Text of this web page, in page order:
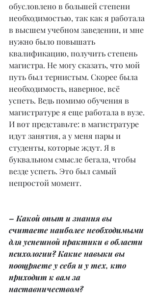
обусловлено в большей степени
необходимостью, так как я работала
в высшем учебном заведении, и мне
нужно было повышать
квалификацию, получить степень
магистра. Не могу сказать, что мой
путь был тернистым. Скорее была
необходимость, наверное, всё
успеть. Ведь помимо обучения в
магистратуре я еще работала в вузе.
И вот представьте: в магистратуре
идут занятия, а у меня пары и
студенты, которые ждут. Я в
буквальном смысле бегала, чтобы
везде успеть. Это был самый
непростой момент.
– Какой опыт и знания вы
считаете наиболее необходимыми
для успешной практики в области
психологии? Какие навыки вы
поощряете у себя и у тех, кто
приходит к вам за
наставничеством?